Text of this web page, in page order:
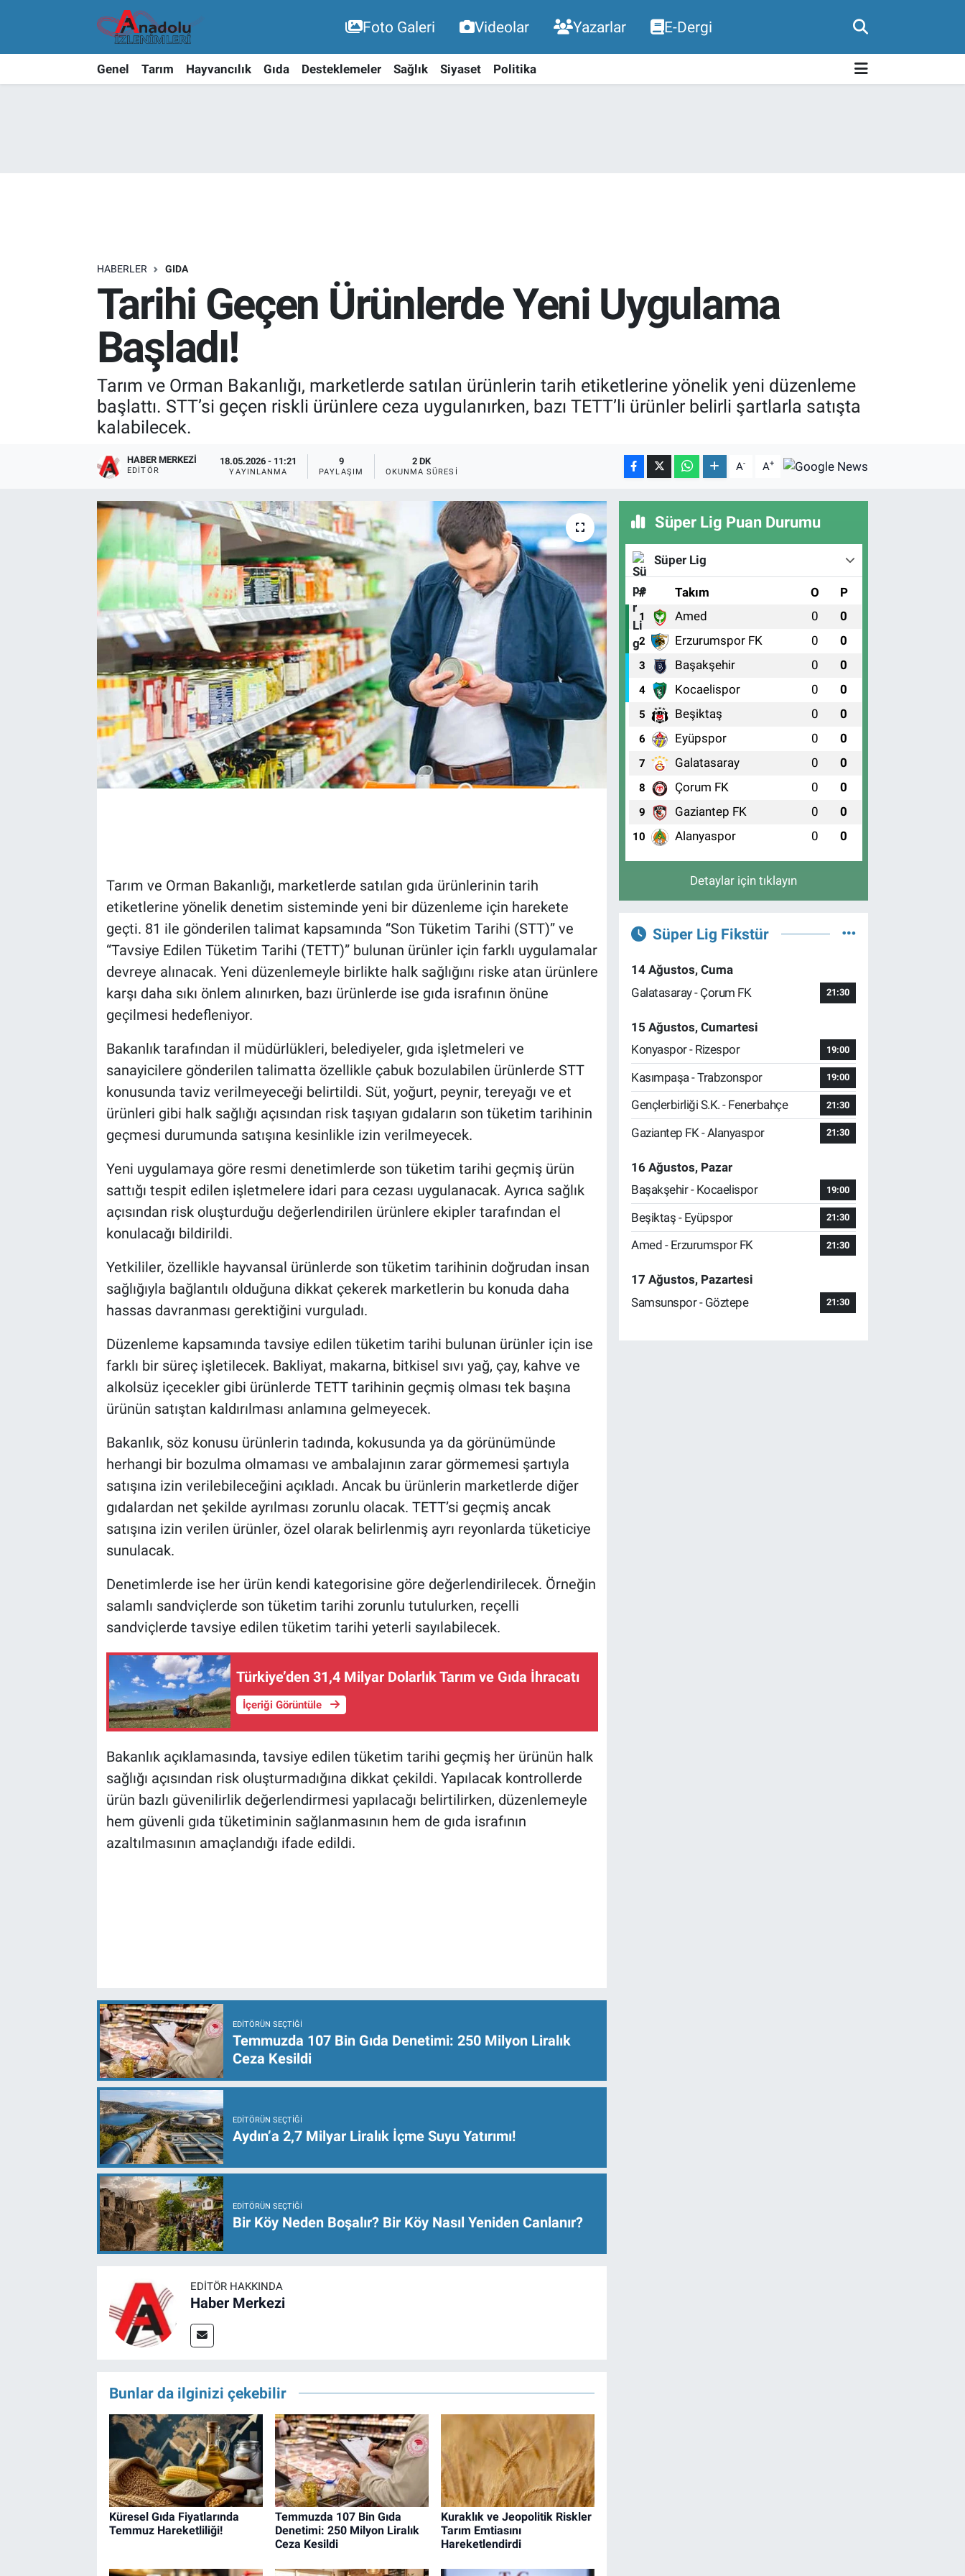
Foto Galeri Videolar Yazarlar E-Dergi
Genel Tarım Hayvancılık Gıda Desteklemeler Sağlık Siyaset Politika
HABERLER GIDA
Tarihi Geçen Ürünlerde Yeni Uygulama
Başladı!
Tarım ve Orman Bakanlığı, marketlerde satılan ürünlerin tarih etiketlerine yönelik yeni düzenleme
başlattı. STT’si geçen riskli ürünlere ceza uygulanırken, bazı TETT’li ürünler belirli şartlarla satışta
kalabilecek.
HABER MERKEZI
EDITÖR
18.05.2026 - 11:21
YAYINLANMA
9
PAYLAŞIM
2 DK
OKUNMA SÜRESI A- A+
Tarım ve Orman Bakanlığı, marketlerde satılan gıda ürünlerinin tarih
etiketlerine yönelik denetim sisteminde yeni bir düzenleme için harekete
geçti. 81 ile gönderilen talimat kapsamında “Son Tüketim Tarihi (STT)” ve
“Tavsiye Edilen Tüketim Tarihi (TETT)” bulunan ürünler için farklı uygulamalar
devreye alınacak. Yeni düzenlemeyle birlikte halk sağlığını riske atan ürünlere
karşı daha sıkı önlem alınırken, bazı ürünlerde ise gıda israfının önüne
geçilmesi hedefleniyor.
Bakanlık tarafından il müdürlükleri, belediyeler, gıda işletmeleri ve
sanayicilere gönderilen talimatta özellikle çabuk bozulabilen ürünlerde STT
konusunda taviz verilmeyeceği belirtildi. Süt, yoğurt, peynir, tereyağı ve et
ürünleri gibi halk sağlığı açısından risk taşıyan gıdaların son tüketim tarihinin
geçmesi durumunda satışına kesinlikle izin verilmeyecek.
Yeni uygulamaya göre resmi denetimlerde son tüketim tarihi geçmiş ürün
sattığı tespit edilen işletmelere idari para cezası uygulanacak. Ayrıca sağlık
açısından risk oluşturduğu değerlendirilen ürünlere ekipler tarafından el
konulacağı bildirildi.
Yetkililer, özellikle hayvansal ürünlerde son tüketim tarihinin doğrudan insan
sağlığıyla bağlantılı olduğuna dikkat çekerek marketlerin bu konuda daha
hassas davranması gerektiğini vurguladı.
Düzenleme kapsamında tavsiye edilen tüketim tarihi bulunan ürünler için ise
farklı bir süreç işletilecek. Bakliyat, makarna, bitkisel sıvı yağ, çay, kahve ve
alkolsüz içecekler gibi ürünlerde TETT tarihinin geçmiş olması tek başına
ürünün satıştan kaldırılması anlamına gelmeyecek.
Bakanlık, söz konusu ürünlerin tadında, kokusunda ya da görünümünde
herhangi bir bozulma olmaması ve ambalajının zarar görmemesi şartıyla
satışına izin verilebileceğini açıkladı. Ancak bu ürünlerin marketlerde diğer
gıdalardan net şekilde ayrılması zorunlu olacak. TETT’si geçmiş ancak
satışına izin verilen ürünler, özel olarak belirlenmiş ayrı reyonlarda tüketiciye
sunulacak.
Denetimlerde ise her ürün kendi kategorisine göre değerlendirilecek. Örneğin
salamlı sandviçlerde son tüketim tarihi zorunlu tutulurken, reçelli
sandviçlerde tavsiye edilen tüketim tarihi yeterli sayılabilecek.
Türkiye’den 31,4 Milyar Dolarlık Tarım ve Gıda İhracatı
İçeriği Görüntüle
Bakanlık açıklamasında, tavsiye edilen tüketim tarihi geçmiş her ürünün halk
sağlığı açısından risk oluşturmadığına dikkat çekildi. Yapılacak kontrollerde
ürün bazlı güvenilirlik değerlendirmesi yapılacağı belirtilirken, düzenlemeyle
hem güvenli gıda tüketiminin sağlanmasının hem de gıda israfının
azaltılmasının amaçlandığı ifade edildi.
EDITÖRÜN SEÇTIĞI
Temmuzda 107 Bin Gıda Denetimi: 250 Milyon Liralık
Ceza Kesildi
EDITÖRÜN SEÇTIĞI
Aydın’a 2,7 Milyar Liralık İçme Suyu Yatırımı!
EDITÖRÜN SEÇTIĞI
Bir Köy Neden Boşalır? Bir Köy Nasıl Yeniden Canlanır?
EDITÖR HAKKINDA
Haber Merkezi
Bunlar da ilginizi çekebilir
Küresel Gıda Fiyatlarında
Temmuz Hareketliliği!
Temmuzda 107 Bin Gıda
Denetimi: 250 Milyon Liralık
Ceza Kesildi
Kuraklık ve Jeopolitik Riskler
Tarım Emtiasını
Hareketlendirdi
Süper Lig Puan Durumu
Süper Lig
# Takım O P
1 Amed 0 0
2 Erzurumspor FK 0 0
3 Başakşehir 0 0
4 Kocaelispor 0 0
5 Beşiktaş 0 0
6 Eyüpspor 0 0
7 Galatasaray 0 0
8 Çorum FK 0 0
9 Gaziantep FK 0 0
10 Alanyaspor 0 0
Detaylar için tıklayın
Süper Lig Fikstür
14 Ağustos, Cuma
Galatasaray - Çorum FK
21:30
15 Ağustos, Cumartesi
Konyaspor - Rizespor
19:00
Kasımpaşa - Trabzonspor 19:00
Gençlerbirliği S.K. - Fenerbahçe 21:30
Gaziantep FK - Alanyaspor 21:30
16 Ağustos, Pazar
Başakşehir - Kocaelispor
19:00
Beşiktaş - Eyüpspor 21:30
Amed - Erzurumspor FK 21:30
17 Ağustos, Pazartesi
Samsunspor - Göztepe
21:30